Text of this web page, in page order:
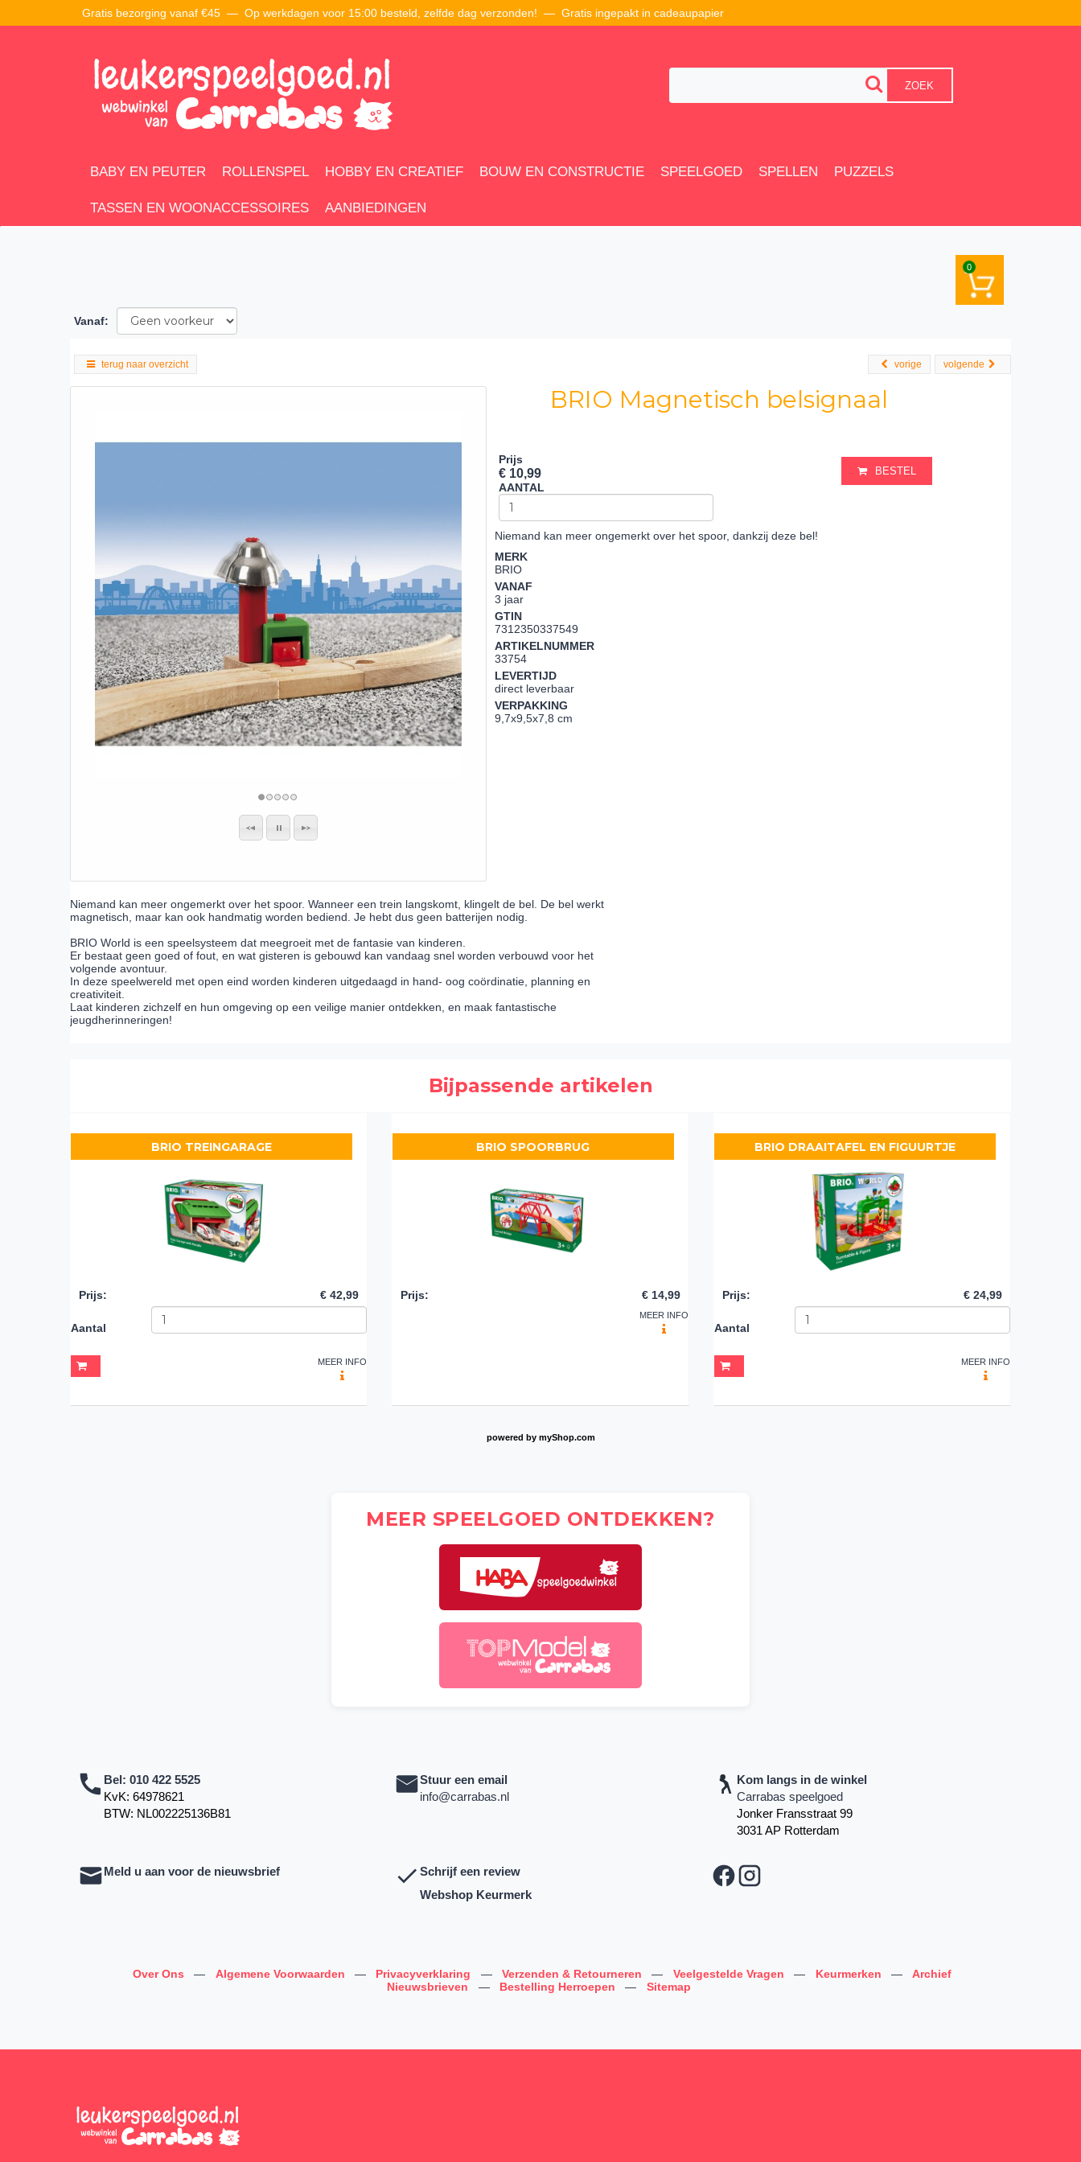
Gratis bezorging vanaf €45 — Op werkdagen voor 15:00 besteld, zelfde dag verzonden! — Gratis ingepakt in cadeaupapier
ZOEK
BABY EN PEUTER ROLLENSPEL HOBBY EN CREATIEF BOUW EN CONSTRUCTIE SPEELGOED SPELLEN PUZZELS
TASSEN EN WOONACCESSOIRES AANBIEDINGEN
0
Vanaf:
terug naar overzicht volgende
vorige
BRIO Magnetisch belsignaal
Prijs
€ 10,99
AANTAL
BESTEL
Niemand kan meer ongemerkt over het spoor, dankzij deze bel!
MERK
BRIO
VANAF
3 jaar
GTIN
7312350337549
ARTIKELNUMMER
33754
LEVERTIJD
direct leverbaar
VERPAKKING
9,7x9,5x7,8 cm
Niemand kan meer ongemerkt over het spoor. Wanneer een trein langskomt, klingelt de bel. De bel werkt
magnetisch, maar kan ook handmatig worden bediend. Je hebt dus geen batterijen nodig.
BRIO World is een speelsysteem dat meegroeit met de fantasie van kinderen.
Er bestaat geen goed of fout, en wat gisteren is gebouwd kan vandaag snel worden verbouwd voor het
volgende avontuur.
In deze speelwereld met open eind worden kinderen uitgedaagd in hand- oog coördinatie, planning en
creativiteit.
Laat kinderen zichzelf en hun omgeving op een veilige manier ontdekken, en maak fantastische
jeugdherinneringen!
Bijpassende artikelen
BRIO TREINGARAGE
Prijs: € 42,99
Aantal
MEER INFO
BRIO SPOORBRUG
Prijs: € 14,99
MEER INFO
BRIO DRAAITAFEL EN FIGUURTJE
Prijs: € 24,99
Aantal
MEER INFO
powered by myShop.com
MEER SPEELGOED ONTDEKKEN?
Bel: 010 422 5525
KvK: 64978621
BTW: NL002225136B81
Stuur een email
info@carrabas.nl
Kom langs in de winkel
Carrabas speelgoed
Jonker Fransstraat 99
3031 AP Rotterdam
Meld u aan voor de nieuwsbrief
Schrijf een review
Webshop Keurmerk
Over Ons — Algemene Voorwaarden — Privacyverklaring — Verzenden & Retourneren — Veelgestelde Vragen — Keurmerken —
Archief
Nieuwsbrieven
— Bestelling Herroepen — Sitemap